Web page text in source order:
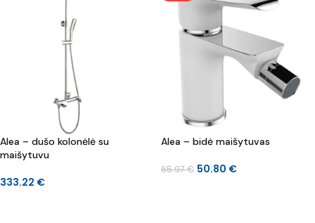
Alea – dušo kolonėlė su
maišytuvu
333.22 €
Alea – bidė maišytuvas
65.97€ 50.80 €